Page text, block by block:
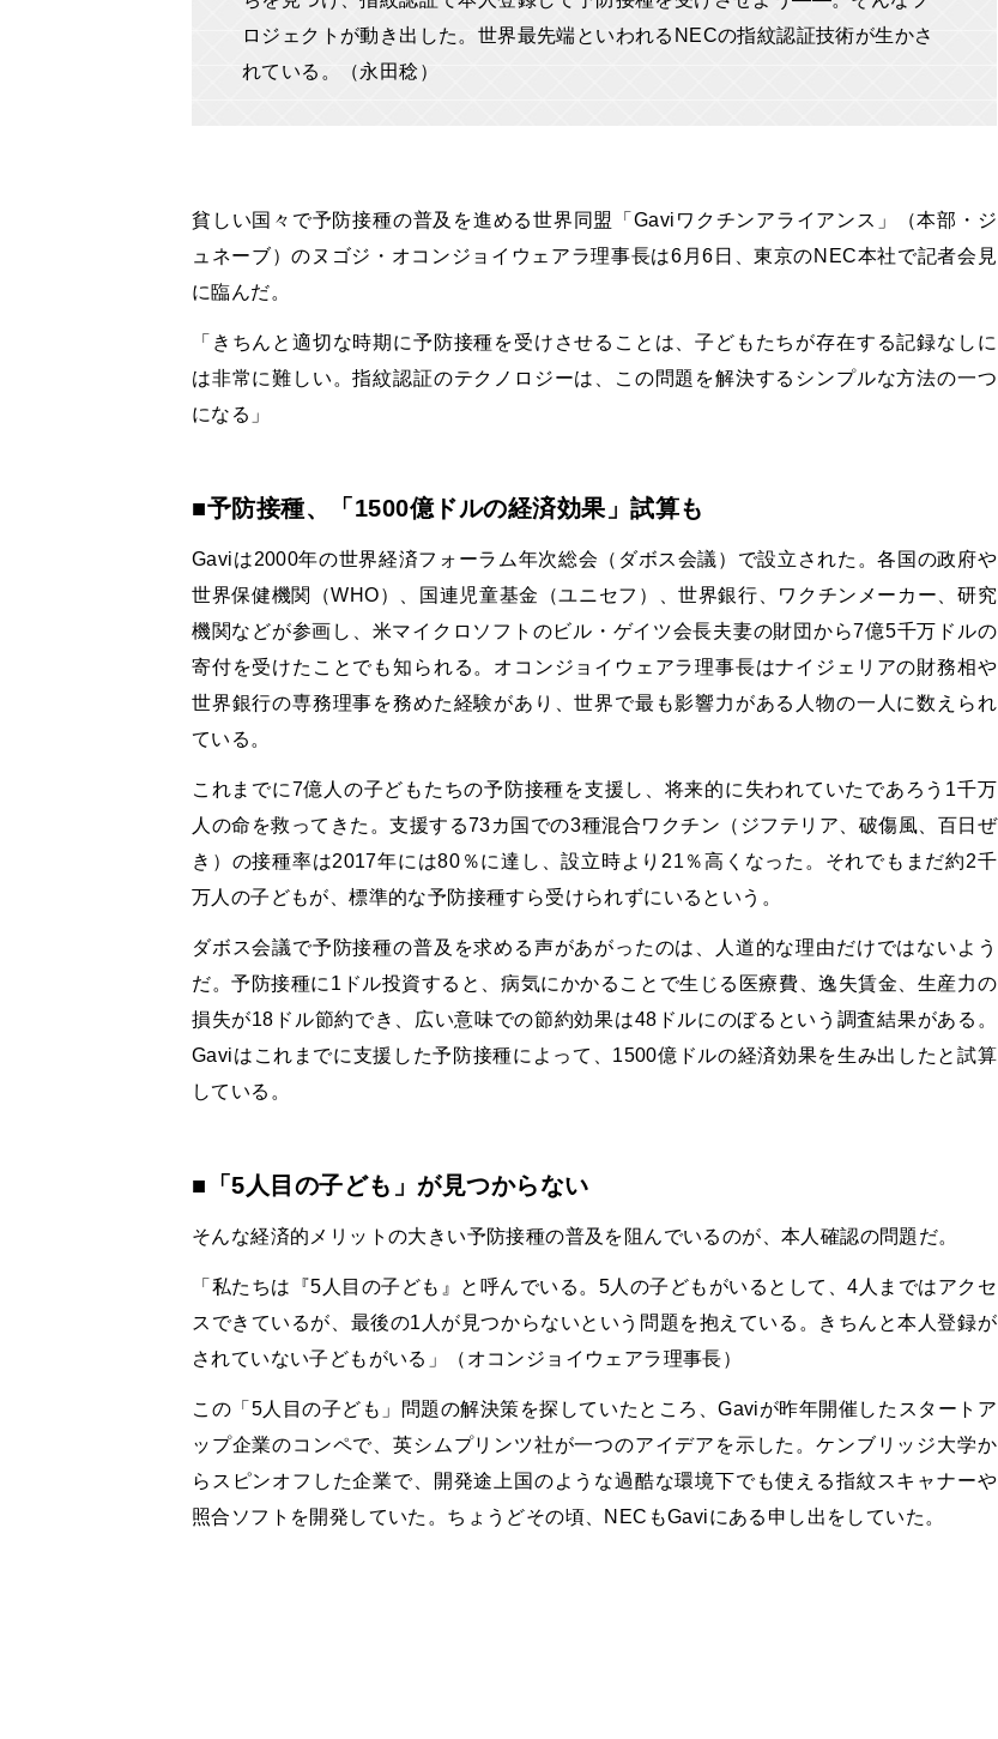
ロジェクトが動き出した。世界最先端といわれるNECの指紋認証技術が生かさ
れている。（永田稔）
貧しい国々で予防接種の普及を進める世界同盟「Gavi ワクチンアライアンス」（本部・ジ
ュネーブ）のヌゴジ・オコンジョイウェアラ理事長は6 月6 日、東京のNEC本社で記者会見
に臨んだ。
「きちんと適切な時期に予防接種を受けさせることは、子どもたちが存在する記録なしに
は非常に難しい。指紋認証のテクノロジーは、この問題を解決するシンプルな方法の一つ
になる」
■予防接種、「 1500億ドルの経済効果」試算も
Gaviは2000年の世界経済フォーラム年次総会（ダボス会議）で設立された。各国の政府や
世界保健機関（WHO）、国連児童基金（ユニセフ）、世界銀行、ワクチンメーカー、研究
機関などが参画し、米マイクロソフトのビル・ゲイツ会長夫妻の財団から7億5千万ドルの
寄付を受けたことでも知られる。オコンジョイウェアラ理事長はナイジェリアの財務相や
世界銀行の専務理事を務めた経験があり、世界で最も影響力がある人物の一人に数えられ
ている。
これまでに7億人の子どもたちの予防接種を支援し、将来的に失われていたであろう 1千万
人の命を救ってきた。支援する73カ国での3種混合ワクチン（ジフテリア、破傷風、百日ぜ
き）の接種率は2017年には80 ％に達し、設立時より 21 ％高くなった。それでもまだ約2千
万人の子どもが、標準的な予防接種すら受けられずにいるという。
ダボス会議で予防接種の普及を求める声があがったのは、人道的な理由だけではないよう
だ。予防接種に 1 ドル投資すると、病気にかかることで生じる医療費、逸失賃金、生産力の
損失が18 ドル節約でき、広い意味での節約効果は48 ドルにのぼるという調査結果がある。
Gaviはこれまでに支援した予防接種によって、 1500億ドルの経済効果を生み出したと試算
している。
■「 5人目の子ども」が見つからない
そんな経済的メリットの大きい予防接種の普及を阻んでいるのが、本人確認の問題だ。
「私たちは『5 人目の子ども』と呼んでいる。 5人の子どもがいるとして、4 人まではアクセ
スできているが、最後の1 人が見つからないという問題を抱えている。きちんと本人登録が
されていない子どもがいる」（オコンジョ イウェアラ理事長）
この「 5人目の子ども」問題の解決策を探していたところ、Gaviが昨年開催したスタートア
ップ企業のコンペで、英シムプリンツ社が一つのアイデアを示した。ケンブリッジ大学か
らスピンオフした企業で、開発途上国のような過酷な環境下でも使える指紋スキャナーや
照合ソフトを開発していた。ちょうどその頃、 NEC もGaviにある申し出をしていた。